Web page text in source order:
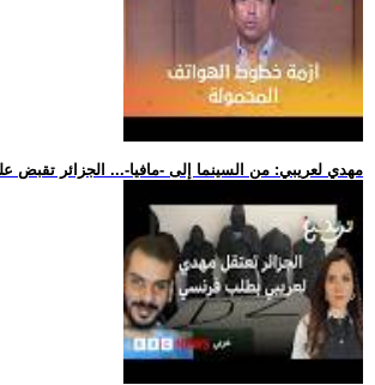
.. مهدي لعريبي: من السينما إلى -مافيا-... الجزائر تقبض